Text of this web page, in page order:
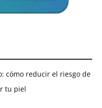
cómo reducir el riesgo de
tu piel